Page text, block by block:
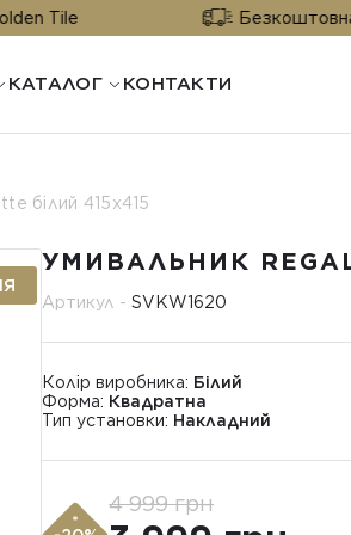
Tile Безкоштовна
КАТАЛОГ КОНТАКТИ
білий 415x415
УМИВАЛЬНИК REGAL
Артикул -SVKW1620
Колір виробника: Білий
Форма: Квадратна
Тип установки: Накладний
*
4 999 грн